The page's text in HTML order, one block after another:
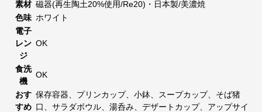
素材 磁器(再生陶土20%使用/Re20)・日本製/美濃焼
色味 ホワイト
電子
レン
ジ
OK
食洗
機
OK
おす
すめ
保存容器、プリンカップ、小鉢、スープカップ、そば猪
口、サラダボウル、湯呑み、デザートカップ、アップサイ